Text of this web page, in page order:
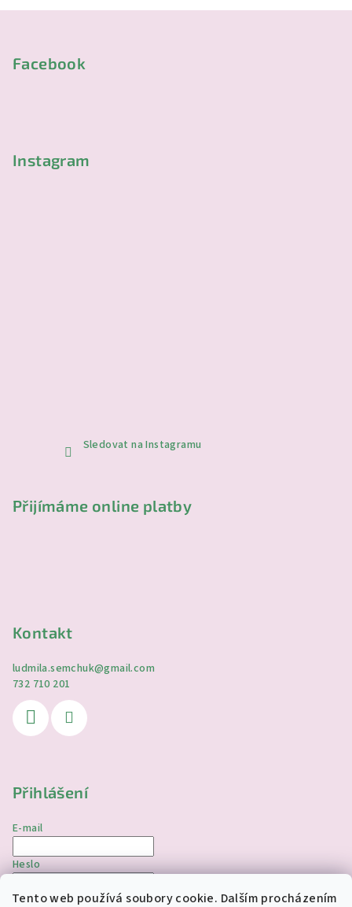
Tento web používá soubory cookie. Dalším procházením
Facebook
Instagram
Sledovat na Instagramu
Přijímáme online platby
Kontakt
ludmila.semchuk@gmail.com
732 710 201
Přihlášení
E-mail
Heslo